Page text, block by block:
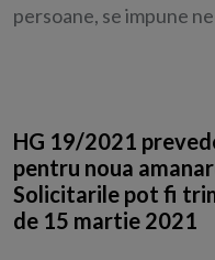
persoane, se impune
HG 19/2021
pentru noua
Solicitarile pot fi
de 15 martie 2021